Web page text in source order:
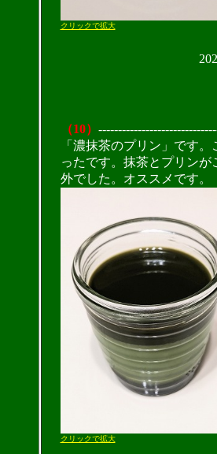
クリックで拡大
（10）
「濃抹茶のプリン」です
ったです。抹茶とプリンが
外でした。オススメです。
クリックで拡大